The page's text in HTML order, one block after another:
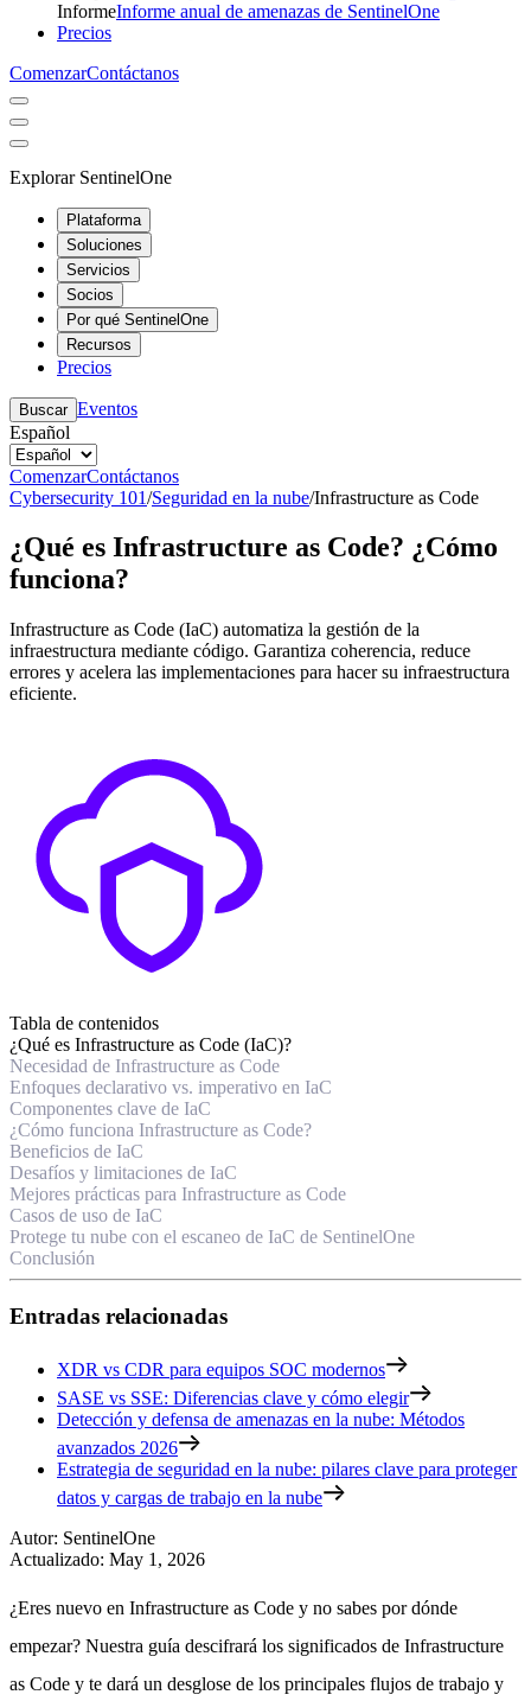
InformeInforme anual de amenazas de SentinelOne
Precios
ComenzarContáctanos
Explorar SentinelOne
Plataforma
Soluciones
Servicios
Socios
Por qué SentinelOne
Recursos
Precios
Buscar Eventos
Español
ComenzarContáctanos
Cybersecurity 101/Seguridad en la nube/Infrastructure as Code
¿Qué es Infrastructure as Code? ¿Cómo
funciona?
Infrastructure as Code (IaC) automatiza la gestión de la
infraestructura mediante código. Garantiza coherencia, reduce
errores y acelera las implementaciones para hacer su infraestructura
eficiente.
Tabla de contenidos
¿Qué es Infrastructure as Code (IaC)?
Necesidad de Infrastructure as Code
Enfoques declarativo vs. imperativo en IaC
Componentes clave de IaC
¿Cómo funciona Infrastructure as Code?
Beneficios de IaC
Desafíos y limitaciones de IaC
Mejores prácticas para Infrastructure as Code
Casos de uso de IaC
Protege tu nube con el escaneo de IaC de SentinelOne
Conclusión
Entradas relacionadas
XDR vs CDR para equipos SOC modernos
SASE vs SSE: Diferencias clave y cómo elegir
Detección y defensa de amenazas en la nube: Métodos
avanzados 2026
Estrategia de seguridad en la nube: pilares clave para proteger
datos y cargas de trabajo en la nube
Autor: SentinelOne
Actualizado: May 1, 2026
¿Eres nuevo en Infrastructure as Code y no sabes por dónde
empezar? Nuestra guía descifrará los significados de Infrastructure
as Code y te dará un desglose de los principales flujos de trabajo y